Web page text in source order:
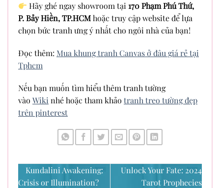
Hãy ghé ngay showroom tại170 Phạm Phú Thứ,
P. Bảy Hiền, TP.HCMhoặc truy cập website để lựa
chọn bức tranh ưng ý nhất cho ngôi nhà của bạn!
Đọc thêm: Mua khung tranh Canvas ở đâu giá rẻ tại
Tphcm
Nếu bạn muốn tìm hiểu thêm tranh tường
vào Wiki nhé hoặc tham khảo tranh treo tường đẹp
trên pinterest
Kundalini Awakening:
Crisis or Illumination?
Unlock Your Fate: 2024
Tarot Prophecies